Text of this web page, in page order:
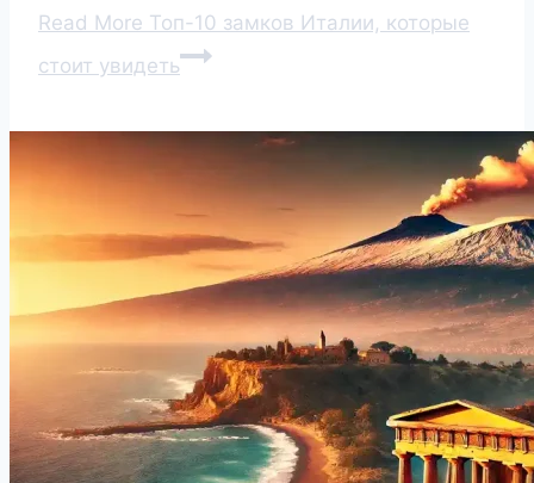
Read More Топ-10 замков Италии, которые
стоит увидеть